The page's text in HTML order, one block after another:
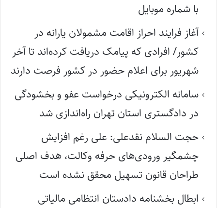
با شماره موبایل
آغاز فرایند احراز اقامت مشمولان یارانه در
کشور/ افرادی که پیامک دریافت کرده‌اند تا آخر
شهریور برای اعلام حضور در کشور فرصت دارند
سامانه الکترونیکی درخواست عفو و بخشودگی
در دادگستری استان تهران راه‌اندازی شد
حجت السلام نقدعلی: علی رغم افزایش
چشمگیر ورودی‌های حرفه وکالت، هدف اصلی
طراحان قانون تسهیل محقق نشده است
ابطال بخشنامه دادستان انتظامی مالیاتی